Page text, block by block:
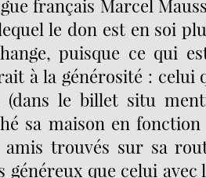
français Marcel
le don est en soi
puisque ce qui
à la générosité : celui
le billet situ
sa maison en
amis trouvés sur sa
généreux que celui